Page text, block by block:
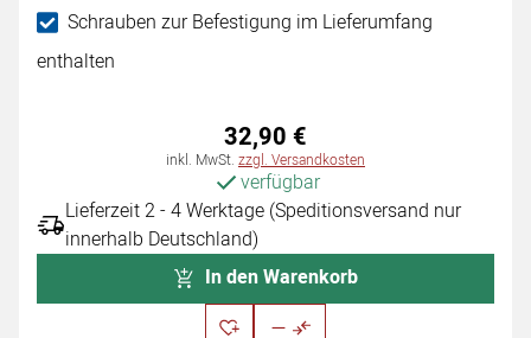
Schrauben zur Befestigung im Lieferumfang
enthalten
32,90 €
Steuerhinweis:
inkl. MwSt. zzgl. Versandkosten
verfügbar
Lieferzeit 2 - 4 Werktage (Speditionsversand nur
innerhalb Deutschland)
In den Warenkorb